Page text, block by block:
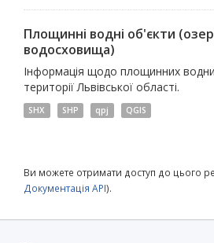
Площинні водні об'єкти
водосховища)
Інформація щодо площинних
території Львівської області.
SHX SHP qpj QGIS
Ви можете отримати доступ до цього
Документація API).